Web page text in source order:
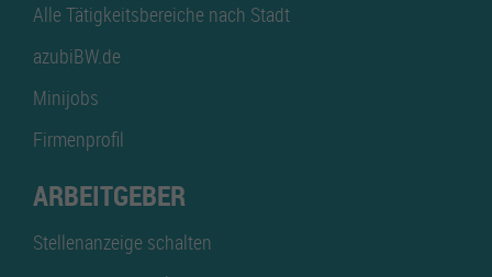
Alle Tätigkeitsbereiche nach Stadt
azubiBW.de
Minijobs
Firmenprofil
ARBEITGEBER
Stellenanzeige schalten